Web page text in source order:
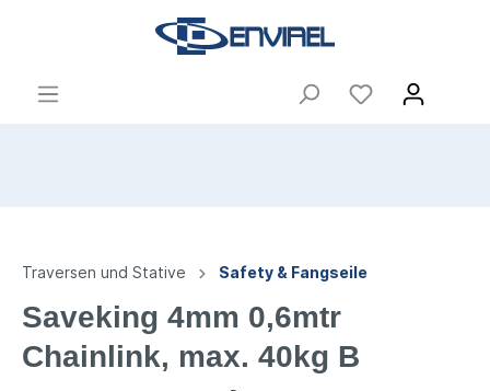
Traversen und Stative Safety & Fangseile
Saveking 4mm 0,6mtr
Chainlink, max. 40kg B